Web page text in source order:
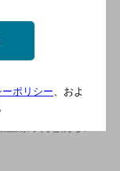
参道駅 徒歩5
ポリシー 、およ